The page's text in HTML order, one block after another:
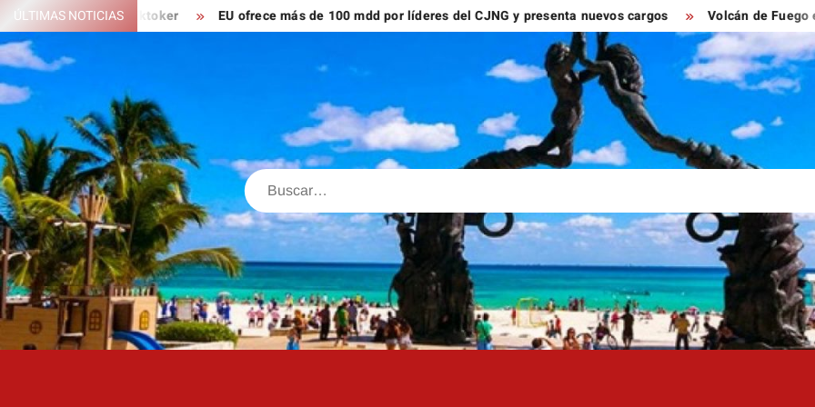
Saltar
al
contenido
ÚLTIMAS NOTICIAS
ahora es tiktoker EU ofrece más de 100 mdd por líderes del CJNG y presenta nuevos cargos Volcán de Fuego entra en
Buscar